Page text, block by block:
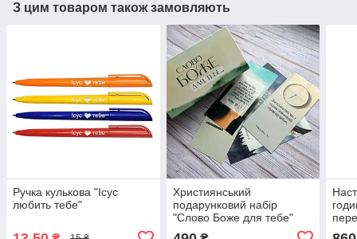
З цим товаром також замовляють
Ручка кулькова "Ісус
любить тебе"
Християнський
подарунковий набір
"Слово Боже для тебе"